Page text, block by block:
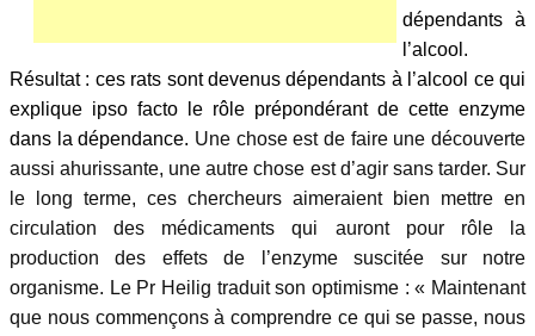
dépendants à
l’alcool.
Résultat : ces rats sont devenus dépendants à l’alcool ce qui
explique ipso facto le rôle prépondérant de cette enzyme
dans la dépendance. Une chose est de faire une découverte
aussi ahurissante, une autre chose est d’agir sans tarder. Sur
le long terme, ces chercheurs aimeraient bien mettre en
circulation des médicaments qui auront pour rôle la
production des effets de l’enzyme suscitée sur notre
organisme. Le Pr Heilig traduit son optimisme : « Maintenant
que nous commençons à comprendre ce qui se passe, nous